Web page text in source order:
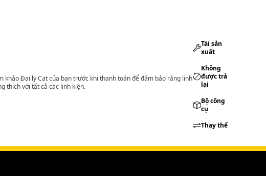
khảo Đại lý Cat của bạn trước khi thanh toán để đảm bảo rằng linh
thích với tất cả các linh kiện.
Tái sản
xuất
Không
được trả
lại
Bộ công
cụ
Thay thế